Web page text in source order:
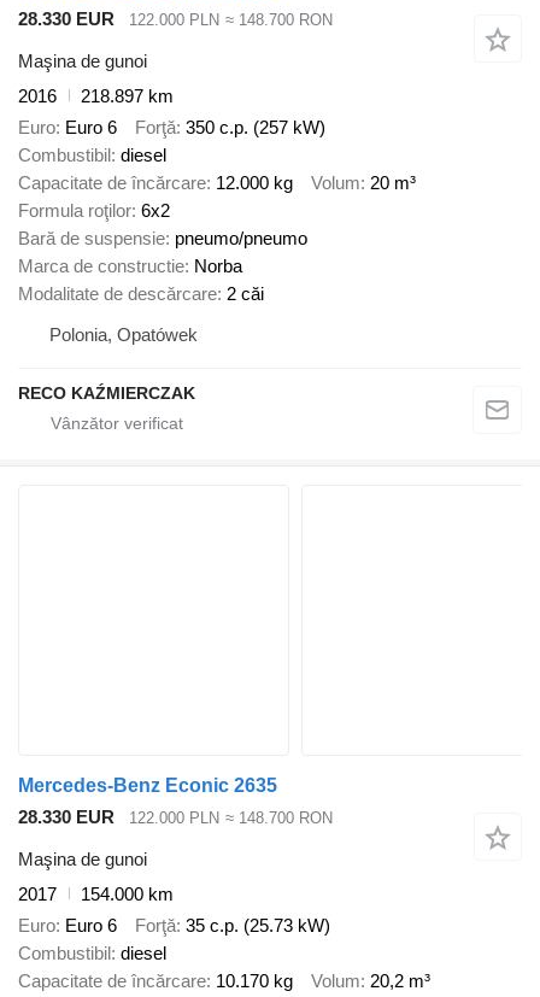
28.330 EUR
122.000 PLN ≈ 148.700 RON
Maşina de gunoi
2016
218.897 km
Euro Euro 6 Forţă 350 c.p. (257 kW)
Combustibil diesel
Capacitate de încărcare 12.000 kg Volum 20 m³
Formula roţilor 6x2
Bară de suspensie pneumo/pneumo
Marca de constructie Norba
Modalitate de descărcare 2 căi
Polonia, Opatówek
RECO KAŹMIERCZAK
Mercedes-Benz Econic 2635
28.330 EUR
122.000 PLN ≈ 148.700 RON
Maşina de gunoi
2017
154.000 km
Euro Euro 6 Forţă 35 c.p. (25.73 kW)
Combustibil diesel
Capacitate de încărcare 10.170 kg Volum 20,2 m³